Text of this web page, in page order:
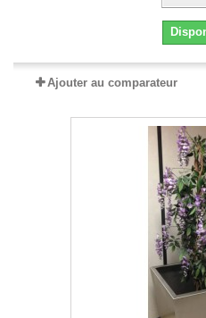
Ajouter au comparateur